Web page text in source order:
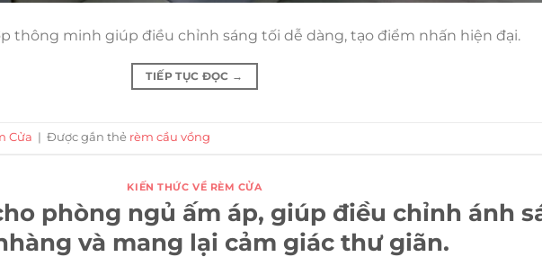
thông minh giúp điều chỉnh sáng tối dễ dàng, tạo điểm nhấn hiện đại.
TIẾP TỤC ĐỌC →
Cửa | Được gắn thẻ rèm cầu vồng
KIẾN THỨC VỀ RÈM CỬA
phòng ngủ ấm áp, giúp điều chỉnh ánh
và mang lại cảm giác thư giãn.